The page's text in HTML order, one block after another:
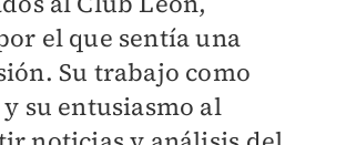
el que sentía una
Su trabajo como
su entusiasmo al